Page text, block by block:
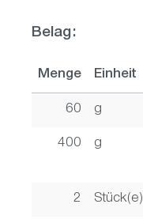
Belag:
Menge Einheit
60 g
400 g
2 Stück(e)